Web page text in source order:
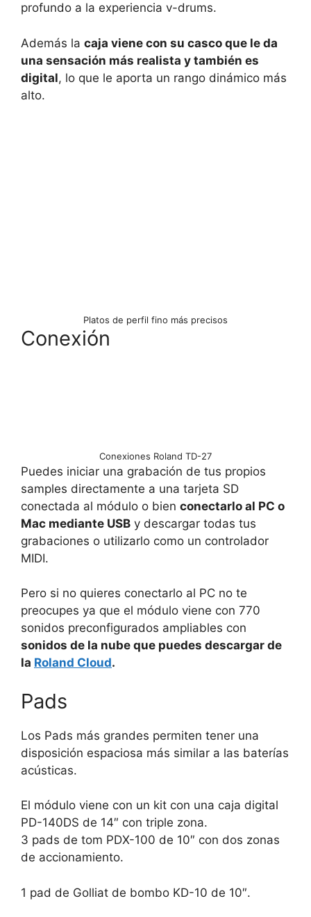
profundo a la experiencia v-drums.
Además la caja viene con su casco que le da
una sensación más realista y también es
digital, lo que le aporta un rango dinámico más
alto.
Platos de perfil fino más precisos
Conexión
Conexiones Roland TD-27
Puedes iniciar una grabación de tus propios
samples directamente a una tarjeta SD
conectada al módulo o bien conectarlo al PC o
Mac mediante USB y descargar todas tus
grabaciones o utilizarlo como un controlador
MIDI.
Pero si no quieres conectarlo al PC no te
preocupes ya que el módulo viene con 770
sonidos preconfigurados ampliables con
sonidos de la nube que puedes descargar de
la Roland Cloud.
Pads
Los Pads más grandes permiten tener una
disposición espaciosa más similar a las baterías
acústicas.
El módulo viene con un kit con una caja digital
PD-140DS de 14″ con triple zona.
3 pads de tom PDX-100 de 10″ con dos zonas
de accionamiento.
1 pad de Golliat de bombo KD-10 de 10″.